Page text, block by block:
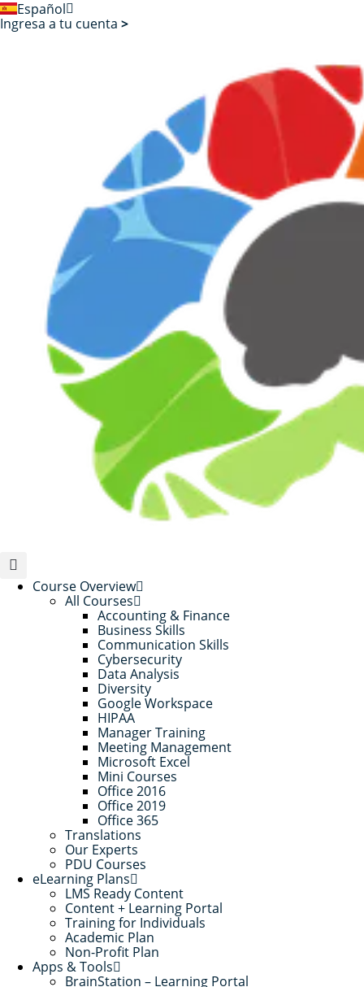
Español
English
Ingresa a tu cuenta >
Course Overview
All Courses
Accounting & Finance
Business Skills
Communication Skills
Cybersecurity
Data Analysis
Diversity
Google Workspace
HIPAA
Manager Training
Meeting Management
Microsoft Excel
Mini Courses
Office 2016
Office 2019
Office 365
Translations
Our Experts
PDU Courses
eLearning Plans
LMS Ready Content
Content + Learning Portal
Training for Individuals
Academic Plan
Non-Profit Plan
Apps & Tools
BrainStation – Learning Portal